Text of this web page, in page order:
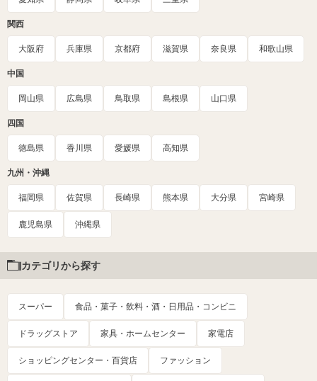
関西
大阪府 兵庫県 京都府 滋賀県 奈良県 和歌山県
中国
岡山県 広島県 鳥取県 島根県 山口県
四国
徳島県 香川県 愛媛県 高知県
九州・沖縄
福岡県 佐賀県 長崎県 熊本県 大分県 宮崎県
鹿児島県 沖縄県
カテゴリから探す
スーパー 食品・菓子・飲料・酒・日用品・コンビニ
ドラッグストア 家具・ホームセンター 家電店
ショッピングセンター・百貨店 ファッション